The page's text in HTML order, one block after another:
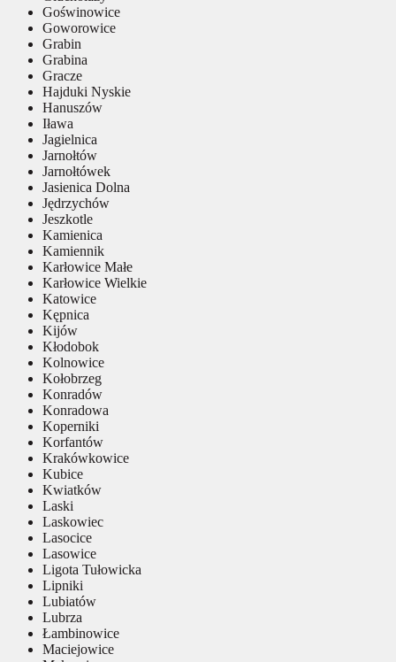
Goświnowice
Goworowice
Grabin
Grabina
Gracze
Hajduki Nyskie
Hanuszów
Iława
Jagielnica
Jarnołtów
Jarnołtówek
Jasienica Dolna
Jędrzychów
Jeszkotle
Kamienica
Kamiennik
Karłowice Małe
Karłowice Wielkie
Katowice
Kępnica
Kijów
Kłodobok
Kolnowice
Kołobrzeg
Konradów
Konradowa
Koperniki
Korfantów
Krakówkowice
Kubice
Kwiatków
Laski
Laskowiec
Lasocice
Lasowice
Ligota Tułowicka
Lipniki
Lubiatów
Lubrza
Łambinowice
Maciejowice